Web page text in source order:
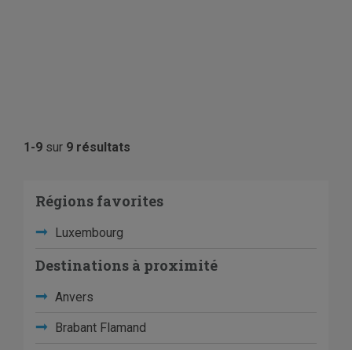
1-9 sur 9 résultats
Régions favorites
Luxembourg
Destinations à proximité
Anvers
Brabant Flamand